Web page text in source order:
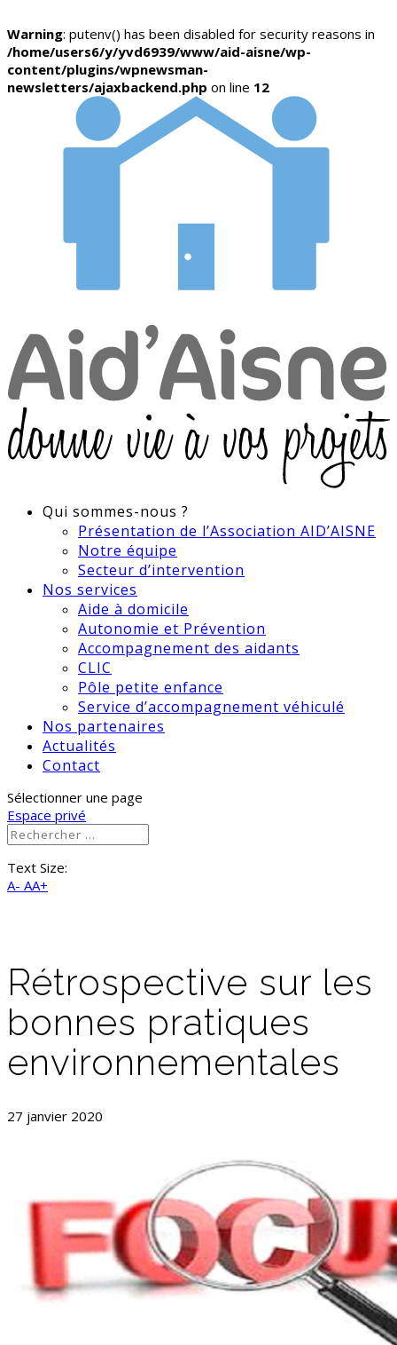
Warning: putenv() has been disabled for security reasons in
/home/users6/y/yvd6939/www/aid-aisne/wp-
content/plugins/wpnewsman-
newsletters/ajaxbackend.php on line 12
Qui sommes-nous ?
Présentation de l’Association AID’AISNE
Notre équipe
Secteur d’intervention
Nos services
Aide à domicile
Autonomie et Prévention
Accompagnement des aidants
CLIC
Pôle petite enfance
Service d’accompagnement véhiculé
Nos partenaires
Actualités
Contact
Sélectionner une page
Espace privé
Text Size:
A- AA+
Rétrospective sur les
bonnes pratiques
environnementales
27 janvier 2020